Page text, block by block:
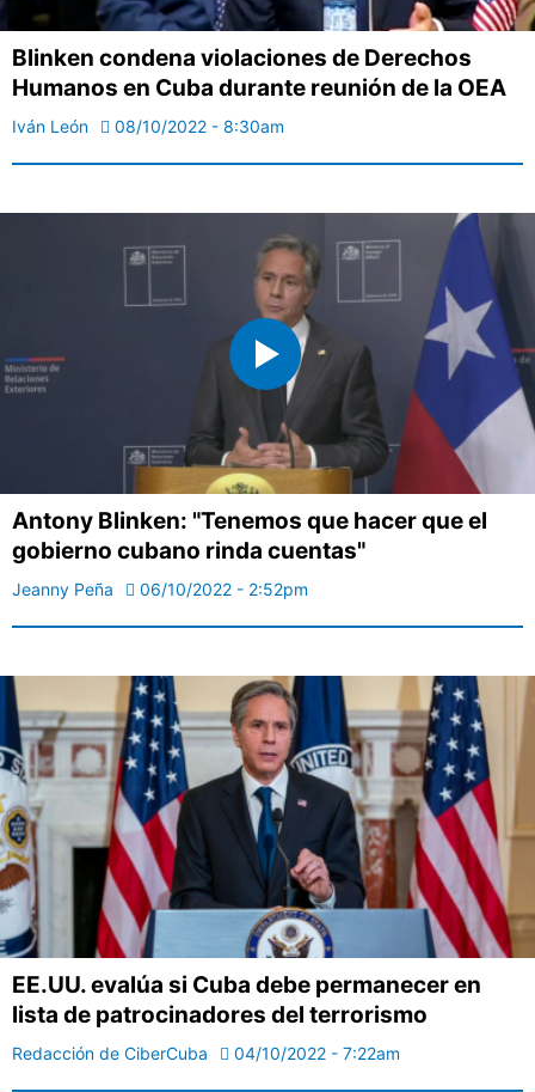
Blinken condena violaciones de Derechos
Humanos en Cuba durante reunión de la OEA
Iván León 08/10/2022 - 8:30am
Antony Blinken: "Tenemos que hacer que el
gobierno cubano rinda cuentas"
Jeanny Peña 06/10/2022 - 2:52pm
EE.UU. evalúa si Cuba debe permanecer en
lista de patrocinadores del terrorismo
Redacción de CiberCuba 04/10/2022 - 7:22am